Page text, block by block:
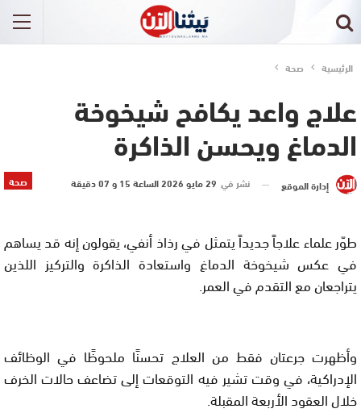
الرئيسية صحة
علاج واعد يكافح شيخوخة
الدماغ ويحسن الذاكرة
صحة إدارة الموقع نشر في 29 مايو 2026 الساعة 15 و 07 دقيقة
طوّر علماء علاجاً جديداً يتمثل في رذاذ أنفي، يقولون إنه قد يساهم
في عكس شيخوخة الدماغ واستعادة الذاكرة والتركيز اللذين
يتراجعان مع التقدم في العمر.
وأظهرت جرعتان فقط من العلاج تحسنًا ملحوظًا في الوظائف
الإدراكية، في وقت تشير فيه التوقعات إلى تضاعف حالات الخرف
خلال العقود الأربعة المقبلة.